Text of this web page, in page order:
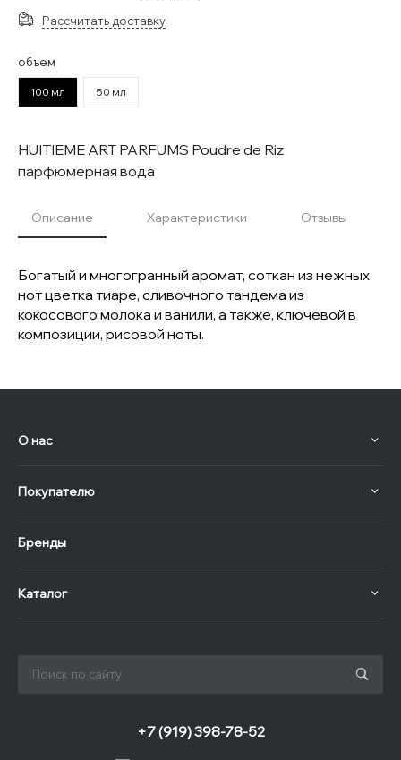
Рассчитать доставку
объем
100 мл 50 мл
HUITIEME ART PARFUMS Poudre de Riz
парфюмерная вода
Описание Характеристики Отзывы
Богатый и многогранный аромат, соткан из нежных
нот цветка тиаре, сливочного тандема из
кокосового молока и ванили, а также, ключевой в
композиции, рисовой ноты.
О нас
Покупателю
Бренды
Каталог
+7 (919) 398-78-52